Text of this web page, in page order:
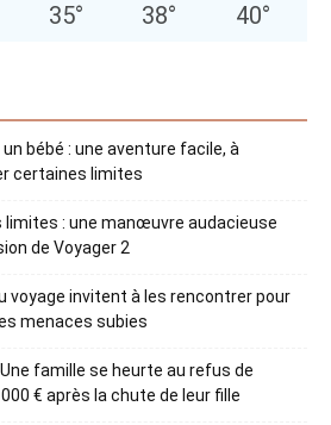
35° 38° 40°
bébé : une aventure facile, à
certaines limites
limites : une manœuvre audacieuse
de Voyager 2
voyage invitent à les rencontrer pour
menaces subies
famille se heurte au refus de
€ après la chute de leur fille